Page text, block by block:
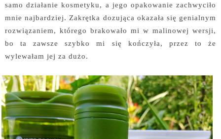
samo działanie kosmetyku, a jego opakowanie zachwyciło
mnie najbardziej. Zakrętka dozująca okazała się genialnym
rozwiązaniem, którego brakowało mi w malinowej wersji,
bo ta zawsze szybko mi się kończyła, przez to że
wylewałam jej za dużo.